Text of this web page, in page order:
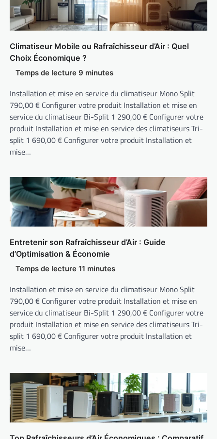
Climatiseur Mobile ou Rafraîchisseur d’Air : Quel
Choix Économique ?
Installation et mise en service du climatiseur Mono Split
790,00 € Configurer votre produit Installation et mise en
service du climatiseur Bi-Split 1 290,00 € Configurer votre
produit Installation et mise en service des climatiseurs Tri-
split 1 690,00 € Configurer votre produit Installation et
mise…
Entretenir son Rafraîchisseur d’Air : Guide
d’Optimisation & Économie
Installation et mise en service du climatiseur Mono Split
790,00 € Configurer votre produit Installation et mise en
service du climatiseur Bi-Split 1 290,00 € Configurer votre
produit Installation et mise en service des climatiseurs Tri-
split 1 690,00 € Configurer votre produit Installation et
mise…